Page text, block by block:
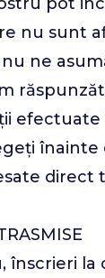
pot
nu sunt
ne
direct